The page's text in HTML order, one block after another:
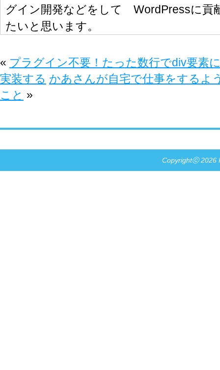
グイン開発などをして WordPressに貢
たいと思います。
« プラグイン不要！たった数行でdiv要素
実装する かあさんが自宅で仕事をするよ
こと »
Copyrightⓒ 2026